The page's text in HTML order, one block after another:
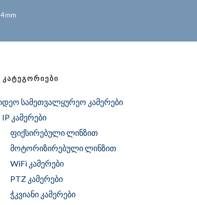
ᲙᲐᲢᲔᲒᲝᲠᲘᲔᲑᲘ
სამეთვალყურეო კამერები
IP კამერები
ფიქსირებული ლინზით
მოტორიზირებული ლინზით
WiFi კამერები
PTZ კამერები
ჭკვიანი კამერები